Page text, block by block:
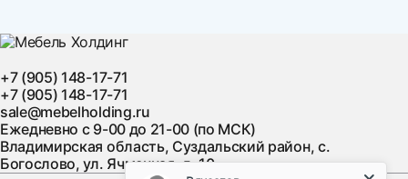
+7 (905) 148-17-71
+7 (905) 148-17-71
sale@mebelholding.ru
Ежедневно с 9-00 до 21-00 (по МСК)
Владимирская область, Суздальский район, с.
Богослово, ул. Ячменная, д. 10